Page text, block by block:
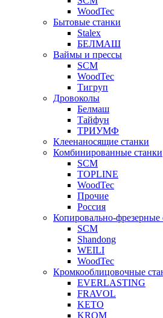
WoodTec
Бытовые станки
Stalex
БЕЛМАШ
Ваймы и прессы
SCM
WoodTec
Тигруп
Дровоколы
Белмаш
Тайфун
ТРИУМФ
Клеенаносящие станки
Комбинированные станки
SCM
TOPLINE
WoodTec
Прочие
Россия
Копировально-фрезерные
SCM
Shandong
WEILI
WoodTec
Кромкооблицовочные
EVERLASTING
FRAVOL
KETO
KROM